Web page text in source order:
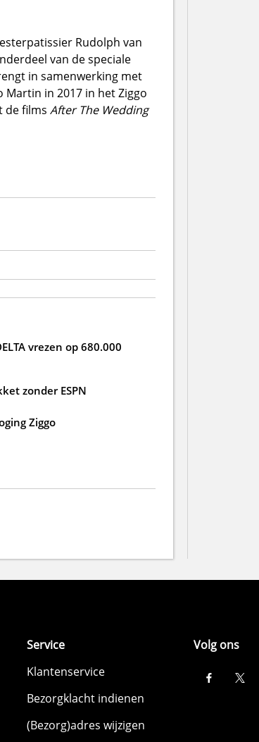
Rudolph van
van de speciale
in samenwerking met
Martin in 2017 in het Ziggo
de films After The Wedding
vrezen op 680.000
zonder ESPN
Ziggo
Service
Klantenservice
Bezorgklacht indienen
(Bezorg)adres wijzigen
Volg ons